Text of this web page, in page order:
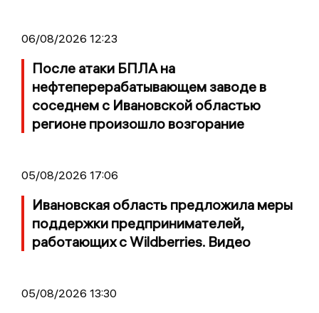
06/08/2026 12:23
После атаки БПЛА на
нефтеперерабатывающем заводе в
соседнем с Ивановской областью
регионе произошло возгорание
05/08/2026 17:06
Ивановская область предложила меры
поддержки предпринимателей,
работающих с Wildberries. Видео
05/08/2026 13:30